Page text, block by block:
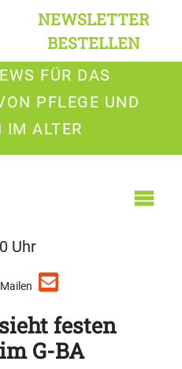
NEWSLETTER
BESTELLEN
FÜR DAS
PFLEGE UND
IM ALTER
Uhr
Mailen
festen
G-BA